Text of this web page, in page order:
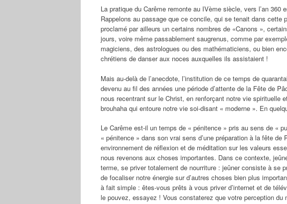
La pratique du Carême remonte au IVème siècle, vers l’an
Rappelons au passage que ce concile, qui se tenait dans cette
proclamé par ailleurs un certains nombres de «Canons »,
jours, voire même passablement saugrenus, comme par
magiciens, des astrologues ou des mathématiciens, ou bien
chrétiens de danser aux noces auxquelles ils assistaient !
Mais au-delà de l’anecdote, l’institution de ce temps de
devenu au fil des années une période d’attente de la Fête de
nous recentrant sur le Christ, en renforçant notre vie spirituelle
brouhaha qui entoure notre vie soi-disant « moderne ». En
Le Carême est-il un temps de « pénitence » pris au sens de «
« pénitence » dans son vrai sens d’une préparation à la fête
environnement de réflexion et de méditation sur les valeurs
nous revenons aux choses importantes. Dans ce contexte,
terme, se priver totalement de nourriture : jeûner consiste à se
de focaliser notre énergie sur d’autres choses bien plus
à fait simple : êtes-vous prêts à vous priver d’internet et de
le pouvez, essayez ! Vous constaterez que votre perception